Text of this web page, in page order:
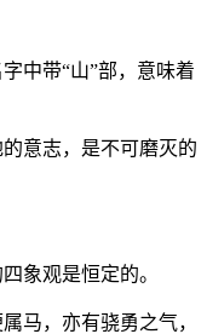
中带“山”部，意味着
意志，是不可磨灭的
象观是恒定的。
马，亦有骁勇之气，